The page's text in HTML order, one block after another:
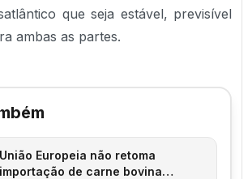
que seja estável, previsível
ambas as partes.
União Europeia não retoma
importação de carne bovina